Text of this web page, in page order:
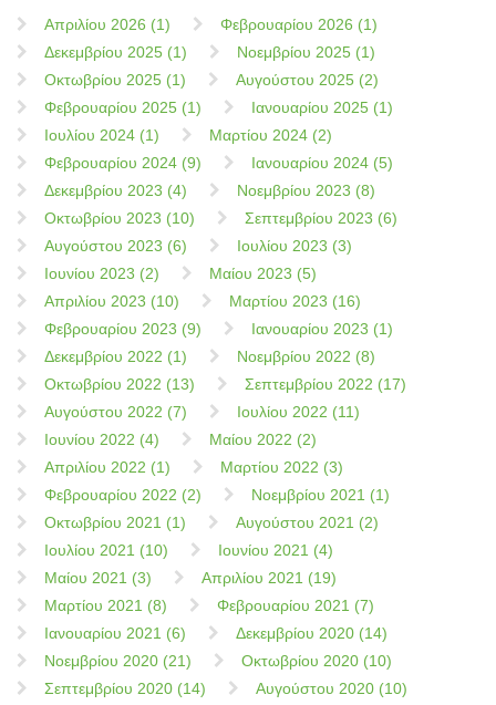
Απριλίου 2026 (1)
Φεβρουαρίου 2026 (1)
Δεκεμβρίου 2025 (1)
Νοεμβρίου 2025 (1)
Οκτωβρίου 2025 (1)
Αυγούστου 2025 (2)
Φεβρουαρίου 2025 (1)
Ιανουαρίου 2025 (1)
Ιουλίου 2024 (1)
Μαρτίου 2024 (2)
Φεβρουαρίου 2024 (9)
Ιανουαρίου 2024 (5)
Δεκεμβρίου 2023 (4)
Νοεμβρίου 2023 (8)
Οκτωβρίου 2023 (10)
Σεπτεμβρίου 2023 (6)
Αυγούστου 2023 (6)
Ιουλίου 2023 (3)
Ιουνίου 2023 (2)
Μαίου 2023 (5)
Απριλίου 2023 (10)
Μαρτίου 2023 (16)
Φεβρουαρίου 2023 (9)
Ιανουαρίου 2023 (1)
Δεκεμβρίου 2022 (1)
Νοεμβρίου 2022 (8)
Οκτωβρίου 2022 (13)
Σεπτεμβρίου 2022 (17)
Αυγούστου 2022 (7)
Ιουλίου 2022 (11)
Ιουνίου 2022 (4)
Μαίου 2022 (2)
Απριλίου 2022 (1)
Μαρτίου 2022 (3)
Φεβρουαρίου 2022 (2)
Νοεμβρίου 2021 (1)
Οκτωβρίου 2021 (1)
Αυγούστου 2021 (2)
Ιουλίου 2021 (10)
Ιουνίου 2021 (4)
Μαίου 2021 (3)
Απριλίου 2021 (19)
Μαρτίου 2021 (8)
Φεβρουαρίου 2021 (7)
Ιανουαρίου 2021 (6)
Δεκεμβρίου 2020 (14)
Νοεμβρίου 2020 (21)
Οκτωβρίου 2020 (10)
Σεπτεμβρίου 2020 (14)
Αυγούστου 2020 (10)